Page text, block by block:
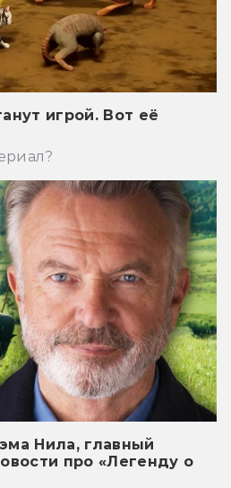
игрой. Вот её
Нила, главный
про «Легенду о